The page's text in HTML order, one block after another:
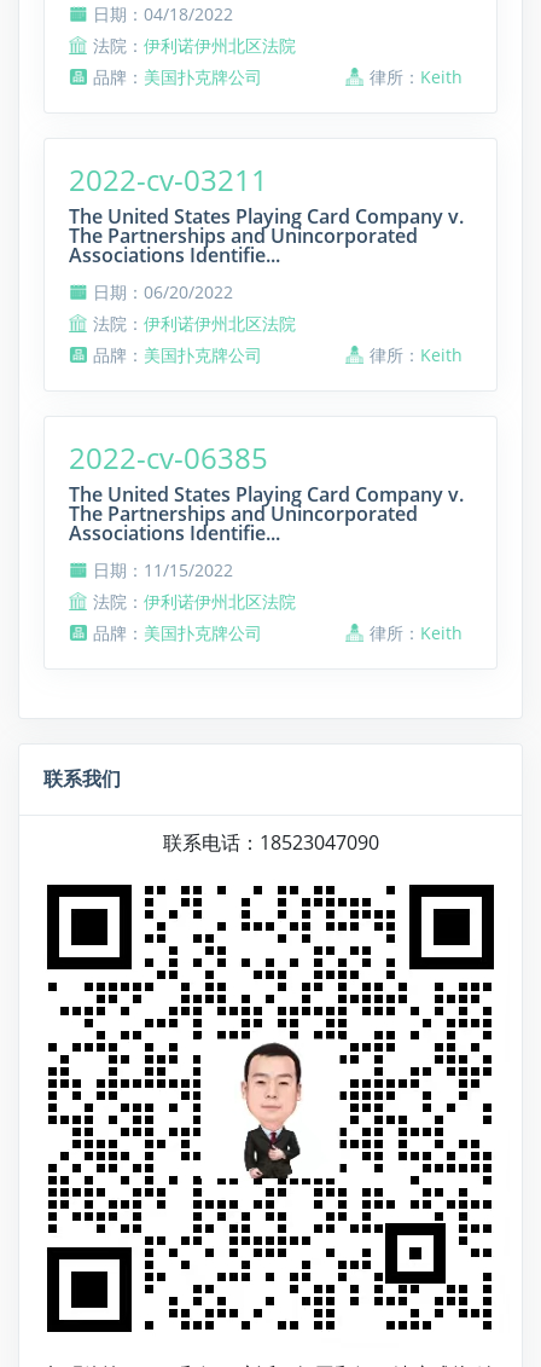
日期：04/18/2022
法院： 伊利诺伊州北区法院
品牌： 美国扑克牌公司 律所： Keith
2022-cv-03211
The United States Playing Card Company v.
The Partnerships and Unincorporated
Associations Identifie...
日期：06/20/2022
法院： 伊利诺伊州北区法院
品牌： 美国扑克牌公司 律所： Keith
2022-cv-06385
The United States Playing Card Company v.
The Partnerships and Unincorporated
Associations Identifie...
日期：11/15/2022
法院： 伊利诺伊州北区法院
品牌： 美国扑克牌公司 律所： Keith
联系我们
联系电话：18523047090